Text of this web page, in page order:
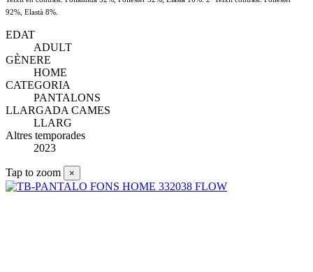
92%, Elastà 8%.
EDAT
ADULT
GÈNERE
HOME
CATEGORIA
PANTALONS
LLARGADA CAMES
LLARG
Altres temporades
2023
Tap to zoom ×